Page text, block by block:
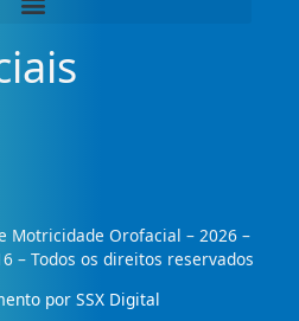
Motricidade Orofacial – 2026 –
– Todos os direitos reservados
por SSX Digital